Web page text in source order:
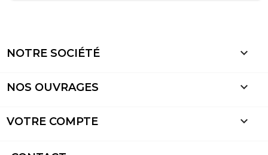
NOTRE SOCIÉTÉ 
NOS OUVRAGES 
VOTRE COMPTE 